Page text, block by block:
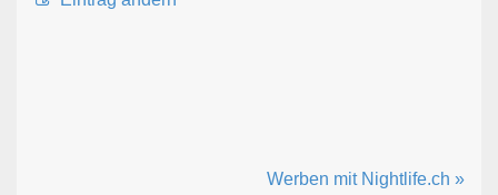
Werben mit Nightlife.ch »